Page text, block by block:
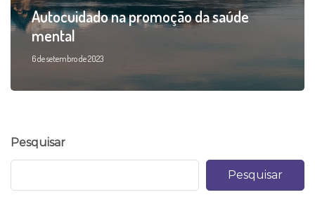
Autocuidado na promoção da saúde
mental
6 de setembro de 2023
Pesquisar
Pesquisar